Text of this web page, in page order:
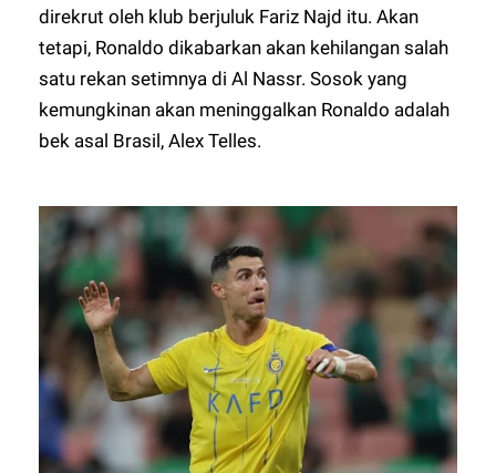
direkrut oleh klub berjuluk Fariz Najd itu. Akan
tetapi, Ronaldo dikabarkan akan kehilangan salah
satu rekan setimnya di Al Nassr. Sosok yang
kemungkinan akan meninggalkan Ronaldo adalah
bek asal Brasil, Alex Telles.